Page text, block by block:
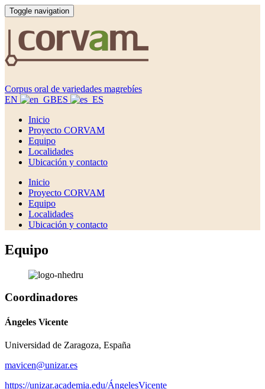
Toggle navigation
Corpus oral de variedades magrebíes
EN
ES
Inicio
Proyecto CORVAM
Equipo
Localidades
Ubicación y contacto
Inicio
Proyecto CORVAM
Equipo
Localidades
Ubicación y contacto
Equipo
Coordinadores
Ángeles Vicente
Universidad de Zaragoza, España
mavicen@unizar.es
https://unizar.academia.edu/ÁngelesVicente